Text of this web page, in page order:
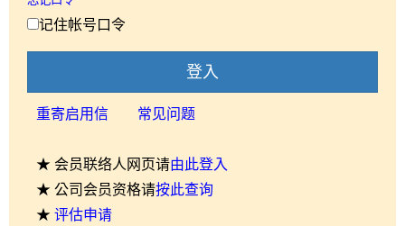
记住帐号口令
登入
重寄启用信 常见问题
★ 会员联络人网页请由此登入
★ 公司会员资格请按此查询
★ 评估申请